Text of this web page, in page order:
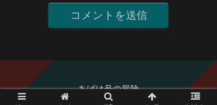
あげは号の冒険
Copyright © 2006-2026 あげは号の冒険 All Rights Reserved.